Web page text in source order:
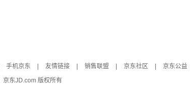
手机京东 友情链接 销售联盟 京东社区
京东公益
京东JD.com 版权所有